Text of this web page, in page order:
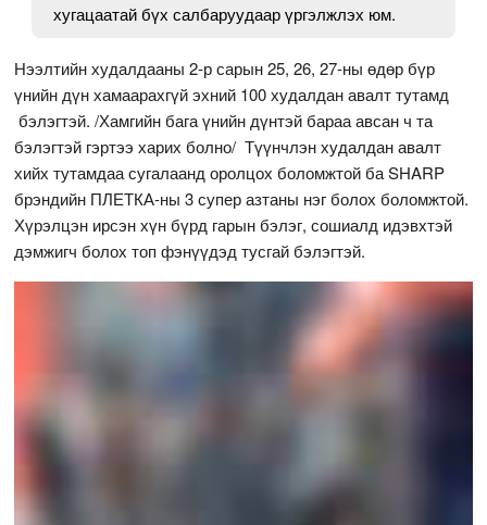
хугацаатай бүх салбаруудаар үргэлжлэх юм.
Нээлтийн худалдааны 2-р сарын 25, 26, 27-ны өдөр бүр
үнийн дүн хамаарахгүй эхний 100 худалдан авалт тутамд
бэлэгтэй. /Хамгийн бага үнийн дүнтэй бараа авсан ч та
бэлэгтэй гэртээ харих болно/ Түүнчлэн худалдан авалт
хийх тутамдаа сугалаанд оролцох боломжтой ба SHARP
брэндийн ПЛЕТКА-ны 3 супер азтаны нэг болох боломжтой.
Хүрэлцэн ирсэн хүн бүрд гарын бэлэг, сошиалд идэвхтэй
дэмжигч болох топ фэнүүдэд тусгай бэлэгтэй.